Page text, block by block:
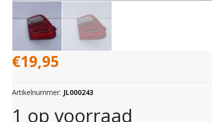
€19,95
Artikelnummer: JL000243
1 op voorraad